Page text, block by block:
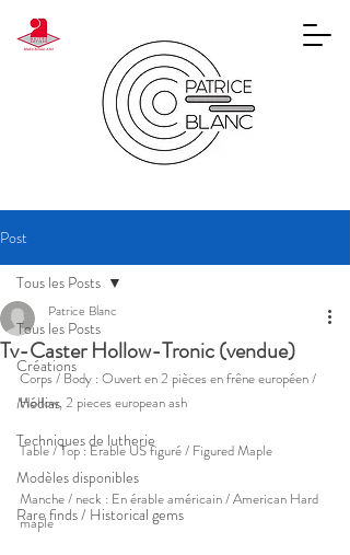
Post
Tous les Posts
Créations
Médias
Techniques de lutherie
Modèles disponibles
Rare finds / Historical gems
Tous les Posts
Tv-Caster Hollow-Tronic (vendue)
Patrice Blanc
Corps / Body : Ouvert en 2 pièces en frêne européen /
Hollow, 2 pieces european ash
Table / Top : Erable US figuré / Figured Maple
Manche / neck : En érable américain / American Hard
maple